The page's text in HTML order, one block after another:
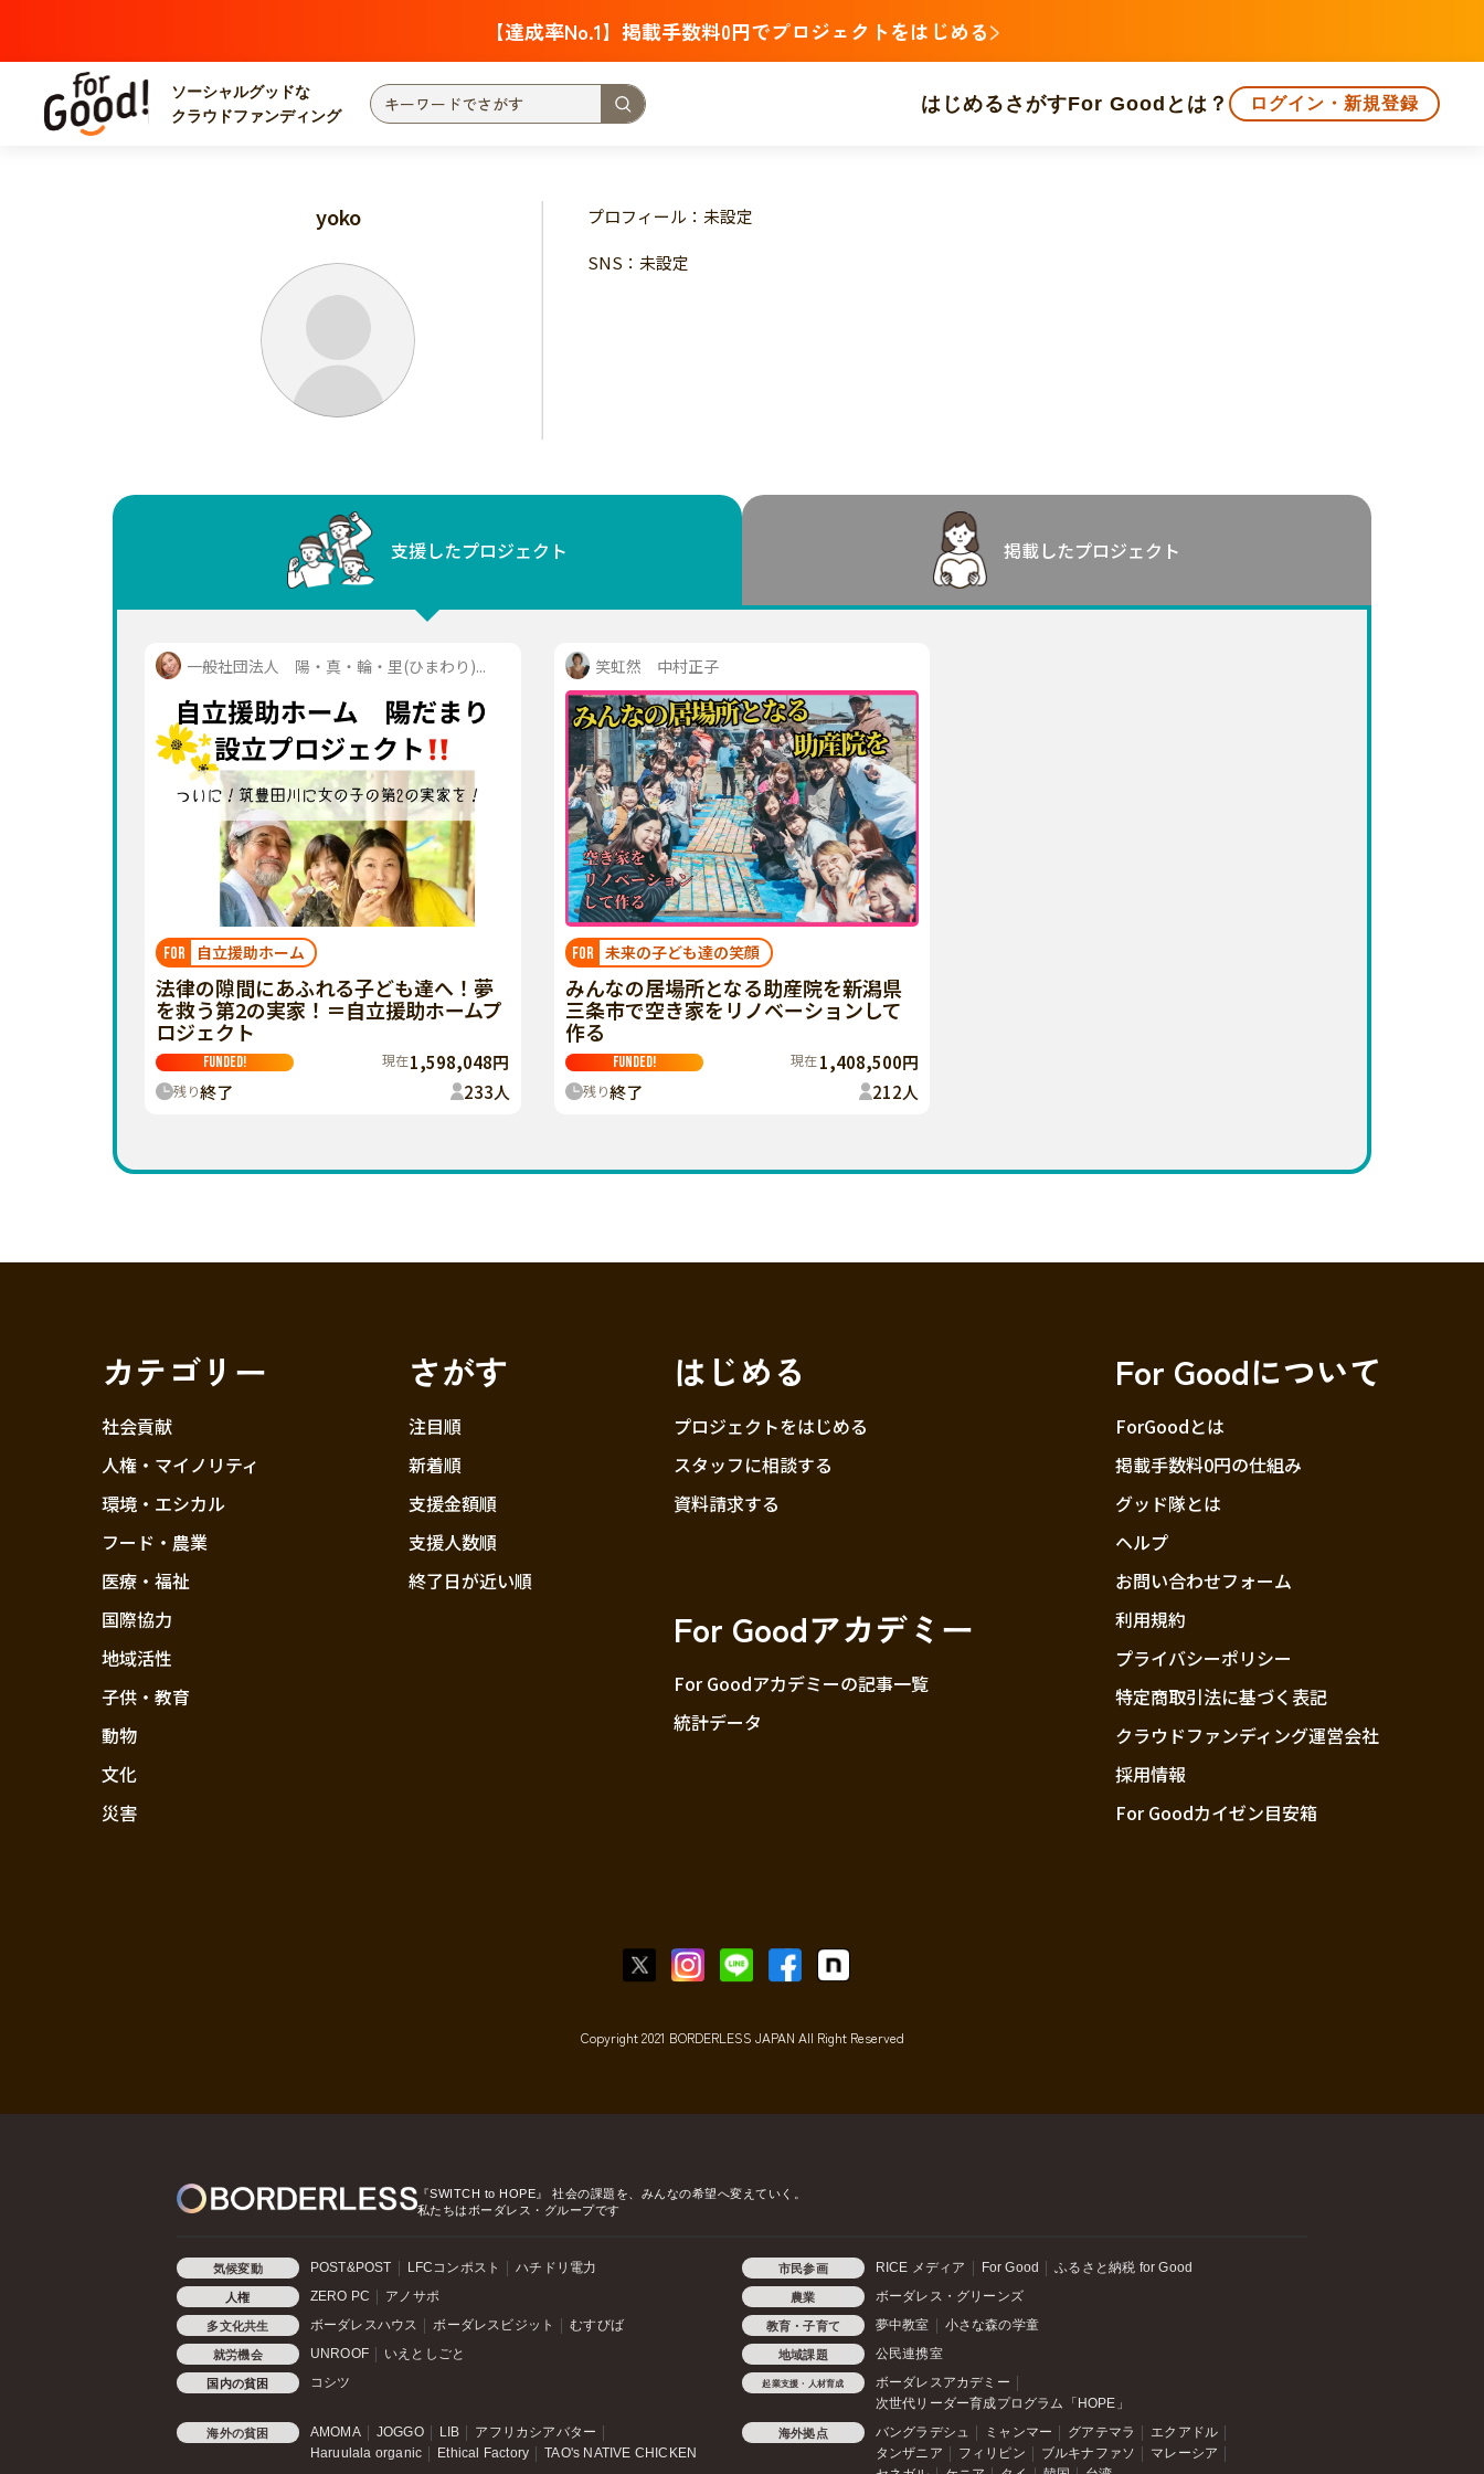
【達成率No.1】掲載手数料0円でプロジェクトをはじめる
ソーシャルグッドな
クラウドファンディング
はじめる さがすFor Goodとは？ ログイン・新規登録
支援金額が多い 支援人数が多い
国際協力 子ども・教育
災害
北海道・東北
関東
新潟
中国
四国
九州・沖縄 福岡 佐賀 長崎 熊本 大分 宮崎 鹿児島 沖縄
yoko
プロフィール：未設定
SNS：未設定
支援したプロジェクト 掲載したプロジェクト
一般社団法人 陽・真・輪・里(ひまわり)...
FOR 自立援助ホーム
法律の隙間にあふれる子ども達へ！夢
を救う第2の実家！＝自立援助ホームプ
ロジェクト
FUNDED! 現在1,598,048円
残り終了 233人
笑虹然 中村正子
FOR 未来の子ども達の笑顔
みんなの居場所となる助産院を新潟県
三条市で空き家をリノベーションして
作る
FUNDED! 現在1,408,500円
残り終了 212人
カテゴリー
社会貢献
人権・マイノリティ
環境・エシカル
フード・農業
医療・福祉
国際協力
地域活性
子供・教育
動物
文化
災害
さがす
注目順
新着順
支援金額順
支援人数順
終了日が近い順
はじめる
プロジェクトをはじめる
スタッフに相談する
資料請求する
For Goodアカデミー
For Goodアカデミーの記事一覧
統計データ
For Goodについて
ForGoodとは
掲載手数料0円の仕組み
グッド隊とは
ヘルプ
お問い合わせフォーム
利用規約
プライバシーポリシー
特定商取引法に基づく表記
クラウドファンディング運営会社
採用情報
For Goodカイゼン目安箱
Copyright 2021 BORDERLESS JAPAN All Right Reserved
『SWITCH to HOPE』
社会の課題を、みんなの希望へ変えていく。
私たちはボーダレス・グループです
気候変動 POST&POST LFCコンポスト ハチドリ電力 市民参画 RICE メディア For Good ふるさと納税 for Good
人権 ZERO PC アノサポ 農業 ボーダレス・グリーンズ
多文化共生 ボーダレスハウス ボーダレスビジット むすびば 教育・子育て 夢中教室 小さな森の学童
就労機会 UNROOF いえとしごと 地域課題 公民連携室
国内の貧困 コシツ 起業支援・人材育成
ボーダレスアカデミー
次世代リーダー育成プログラム「HOPE」
海外の貧困 AMOMA JOGGO LIB
アフリカシアバター
Haruulala organic
Ethical Factory TAO's NATIVE CHICKEN
海外拠点 バングラデシュ ミャンマー グアテマラ
エクアドル
タンザニア
フィリピン ブルキナファソ
マレーシア